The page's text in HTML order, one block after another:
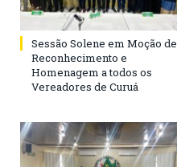
Sessão Solene em Moção de
Reconhecimento e
Homenagem a todos os
Vereadores de Curuá